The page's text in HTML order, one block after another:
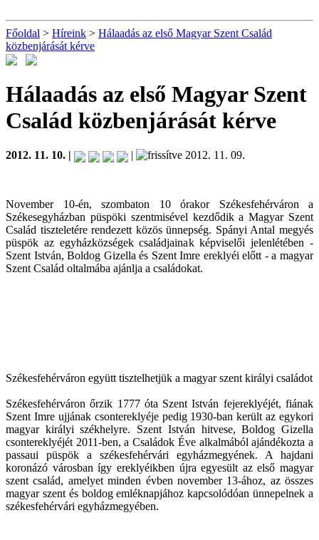
Főoldal > Híreink > Hálaadás az első Magyar Szent Család
közbenjárását kérve
Hálaadás az első Magyar Szent
Család közbenjárását kérve
2012. 11. 10. | | 2012. 11. 09.
November 10-én, szombaton 10 órakor Székesfehérváron a
Székesegyházban püspöki szentmisével kezdődik a Magyar Szent
Család tiszteletére rendezett közös ünnepség. Spányi Antal megyés
püspök az egyházközségek családjainak képviselői jelenlétében -
Szent István, Boldog Gizella és Szent Imre ereklyéi előtt - a magyar
Szent Család oltalmába ajánlja a családokat.
Székesfehérváron együtt tisztelhetjük a magyar szent királyi családot
Székesfehérváron őrzik 1777 óta Szent István fejereklyéjét, fiának
Szent Imre ujjának csontereklyéje pedig 1930-ban került az egykori
magyar királyi székhelyre. Szent István hitvese, Boldog Gizella
csontereklyéjét 2011-ben, a Családok Éve alkalmából ajándékozta a
passaui püspök a székesfehérvári egyházmegyének. A hajdani
koronázó városban így ereklyéikben újra egyesült az első magyar
szent család, amelyet minden évben november 13-ához, az összes
magyar szent és boldog emléknapjához kapcsolódóan ünnepelnek a
székesfehérvári egyházmegyében.